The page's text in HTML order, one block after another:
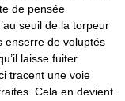
de pensée
seuil de la torpeur
enserre de voluptés
laisse fuiter
tracent une voie
Cela en devient